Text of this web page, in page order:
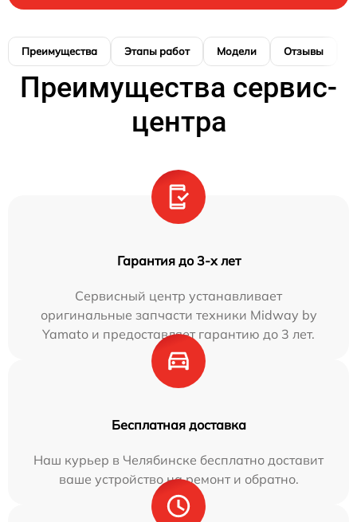
Преимущества Этапы работ Модели Отзывы
Преимущества сервис-
центра
Гарантия до 3-х лет
Сервисный центр устанавливает
оригинальные запчасти техники Midway by
Yamato и предоставляет гарантию до 3 лет.
Бесплатная доставка
Наш курьер в Челябинске бесплатно доставит
ваше устройство на ремонт и обратно.